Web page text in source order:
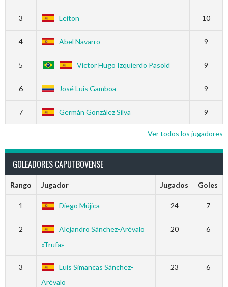
3 Leiton 10
4 Abel Navarro 9
5 Víctor Hugo Izquierdo Pasold 9
6 José Luis Gamboa 9
7 Germán González Silva 9
Ver todos los jugadores
GOLEADORES CAPUTBOVENSE
Rango Jugador Jugados Goles
1 Diego Mújica 24 7
2
Alejandro Sánchez-Arévalo
«Trufa»
20 6
3
Luis Simancas Sánchez-
Arévalo
23 6